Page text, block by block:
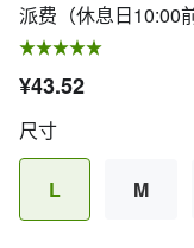
派费（休息日10:00
¥43.52
尺寸
L M